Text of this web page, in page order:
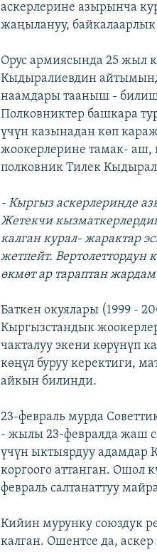
аскерлерине азырынча
жаңылануу, байкалаарлык
Орус армиясында 25 жыл
Кыдыралиевдин
наамдары тааныш -
Полковниктер башкара
үчүн казынадан көп
жоокерлерине тамак- аш,
полковник Тилек
- Кыргыз аскерлеринде
Жетекчи
калган курал- жарактар
жетпейт.
өкмөт ар тараптан жардам
Баткен окуялары (1999 -
Кыргызстандык
чакталуу экени көрүнүп
көңүл буруу керектиги,
айкын билинди.
23-февраль мурда
- жылы 23-февралда жаш
үчүн ыктыярдуу
коргоого аттанган. Ошол
февраль салтанаттуу
Кийин мурунку союздук
калган. Ошентсе да,